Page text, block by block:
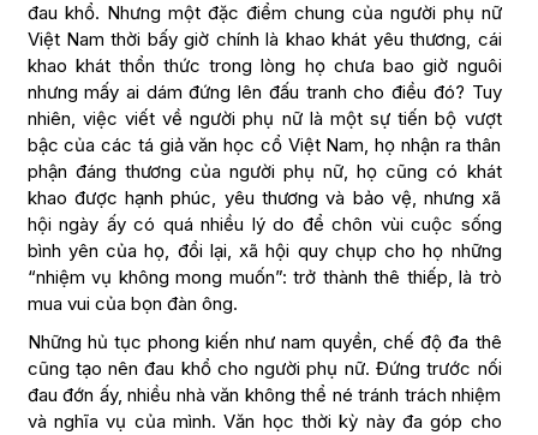
đau khổ. Nhưng một đặc điểm chung của người phụ nữ
Việt Nam thời bấy giờ chính là khao khát yêu thương, cái
khao khát thổn thức trong lòng họ chưa bao giờ nguôi
nhưng mấy ai dám đứng lên đấu tranh cho điều đó? Tuy
nhiên, việc viết về người phụ nữ là một sự tiến bộ vượt
bậc của các tá giả văn học cổ Việt Nam, họ nhận ra thân
phận đáng thương của người phụ nữ, họ cũng có khát
khao được hạnh phúc, yêu thương và bảo vệ, nhưng xã
hội ngày ấy có quá nhiều lý do để chôn vùi cuộc sống
bình yên của họ, đổi lại, xã hội quy chụp cho họ những
“nhiệm vụ không mong muốn”: trở thành thê thiếp, là trò
mua vui của bọn đàn ông.
Những hủ tục phong kiến như nam quyền, chế độ đa thê
cũng tạo nên đau khổ cho người phụ nữ. Đứng trước nối
đau đớn ấy, nhiều nhà văn không thể né tránh trách nhiệm
và nghĩa vụ của mình. Văn học thời kỳ này đa góp cho